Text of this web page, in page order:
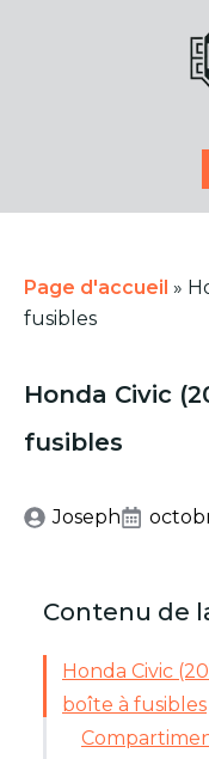
Page d'accueil »
fusibles
Honda Civic
fusibles
Joseph
Contenu de
Honda Civic
boîte à fusibles